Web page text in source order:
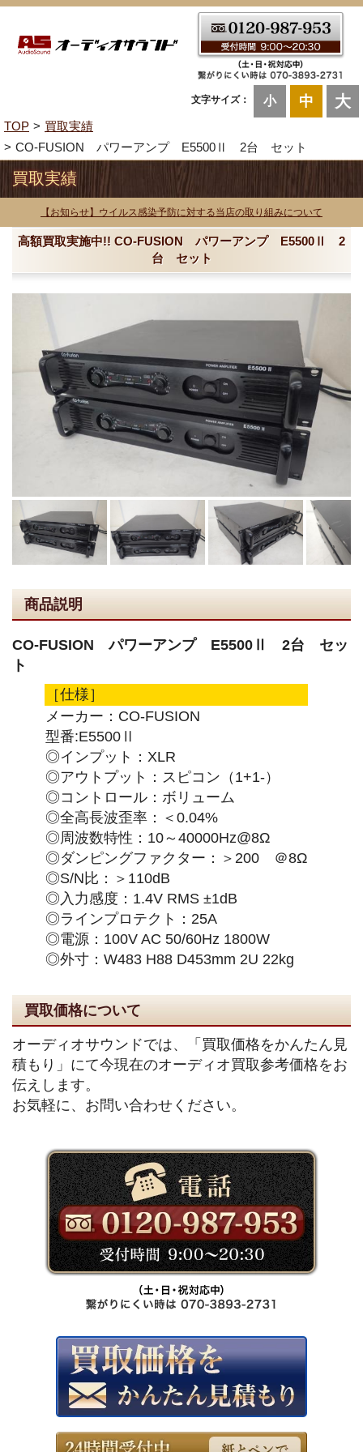
文字サイズ： 小 中 大
TOP
買取実績
CO-FUSION パワーアンプ E5500Ⅱ 2台 セット
買取実績
【お知らせ】ウイルス感染予防に対する当店の取り組みについて
高額買取実施中!! CO-FUSION パワーアンプ E5500Ⅱ 2
台 セット
商品説明
CO-FUSION パワーアンプ E5500Ⅱ 2台 セッ
ト
［仕様］
メーカー：CO-FUSION
型番:E5500Ⅱ
◎インプット：XLR
◎アウトプット：スピコン（1+1-）
◎コントロール：ボリューム
◎全高長波歪率：＜0.04%
◎周波数特性：10～40000Hz@8Ω
◎ダンピングファクター：＞200 ＠8Ω
◎S/N比：＞110dB
◎入力感度：1.4V RMS ±1dB
◎ラインプロテクト：25A
◎電源：100V AC 50/60Hz 1800W
◎外寸：W483 H88 D453mm 2U 22kg
買取価格について
オーディオサウンドでは、「買取価格をかんたん見
積もり」にて今現在のオーディオ買取参考価格をお
伝えします。
お気軽に、お問い合わせください。